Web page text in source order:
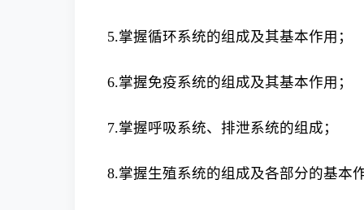
5.掌握循环系统的组成及其基本作用；
6.掌握免疫系统的组成及其基本作用；
7.掌握呼吸系统、排泄系统的组成；
8.掌握生殖系统的组成及各部分的基本作